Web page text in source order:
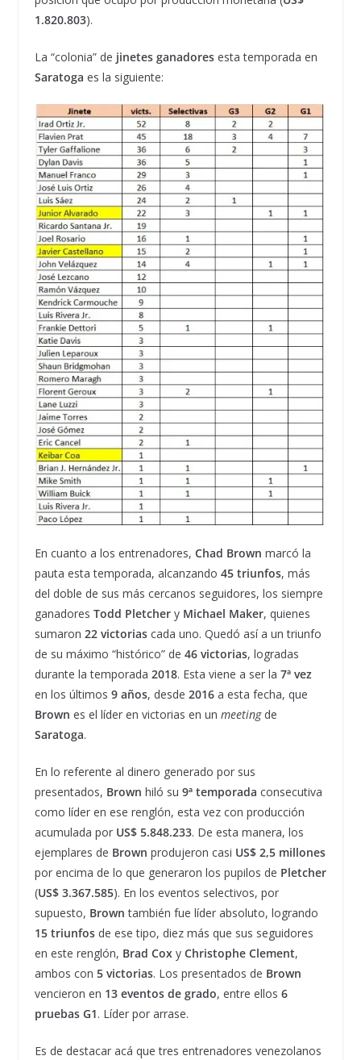
1.820.803).
La “colonia” de jinetes ganadoresesta temporada en
Saratoga es la siguiente:
En cuanto a los entrenadores, Chad Brown marcó la
pauta esta temporada, alcanzando 45 triunfos, más
del doble de sus más cercanos seguidores, los siempre
ganadores Todd Pletchery Michael Maker, quienes
sumaron 22 victorias cada uno. Quedó así a un triunfo
de su máximo “histórico” de 46 victorias, logradas
durante la temporada 2018. Esta viene a ser la 7ªvez
en los últimos 9 años, desde 2016a esta fecha, que
Brown es el líder en victorias en un meetingde
Saratoga.
En lo referente al dinero generado por sus
presentados, Brown hiló su 9ªtemporada consecutiva
como líder en ese renglón, esta vez con producción
acumulada por US$ 5.848.233. De esta manera, los
ejemplares de Brown produjeron casi US$ 2,5 millones
por encima de lo que generaron los pupilos de Pletcher
(US$ 3.367.585). En los eventos selectivos, por
supuesto, Brown también fue líder absoluto, logrando
15 triunfosde ese tipo, diez más que sus seguidores
en este renglón, Brad Coxy Christophe Clement,
ambos con 5 victorias. Los presentados de Brown
vencieron en 13 eventos de grado, entre ellos 6
pruebas G1. Líder por arrase.
Es de destacar acá que tres entrenadores venezolanos